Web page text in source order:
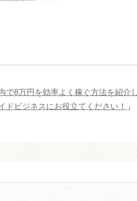
で8万円を効率よく稼ぐ方法を紹介
ドビジネスにお役立てください！
」